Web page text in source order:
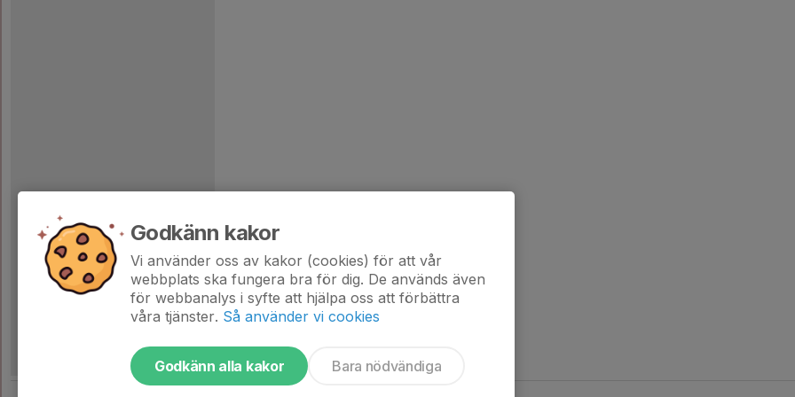
Godkänn kakor
Vi använder oss av kakor (cookies) för att vår
webbplats ska fungera bra för dig. De används även
för webbanalys i syfte att hjälpa oss att förbättra
våra tjänster. Så använder vi cookies
Godkänn alla kakor Bara nödvändiga